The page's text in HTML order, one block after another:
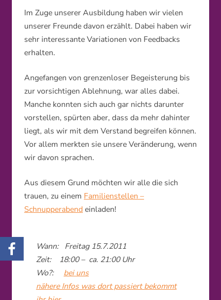
Im Zuge unserer Ausbildung haben wir vielen
unserer Freunde davon erzählt. Dabei haben wir
sehr interessante Variationen von Feedbacks
erhalten.
Angefangen von grenzenloser Begeisterung bis
zur vorsichtigen Ablehnung, war alles dabei.
Manche konnten sich auch gar nichts darunter
vorstellen, spürten aber, dass da mehr dahinter
liegt, als wir mit dem Verstand begreifen können.
Vor allem merkten sie unsere Veränderung, wenn
wir davon sprachen.
Aus diesem Grund möchten wir alle die sich
trauen, zu einem Familienstellen –
Schnupperabend einladen!
Wann: Freitag 15.7.2011
Zeit: 18:00 – ca. 21:00 Uhr
Wo?: bei uns
nähere Infos was dort passiert bekommt